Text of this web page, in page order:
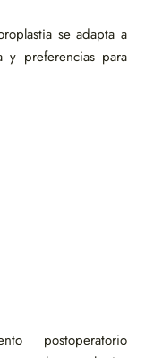
se adapta a
y preferencias para
postoperatorio